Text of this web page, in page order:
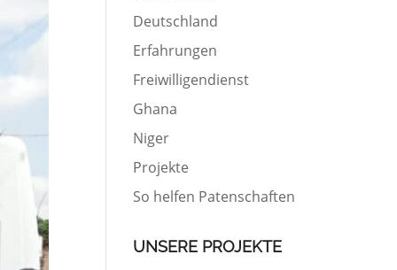
Deutschland
Erfahrungen
Freiwilligendienst
Ghana
Niger
Projekte
So helfen Patenschaften
UNSERE PROJEKTE